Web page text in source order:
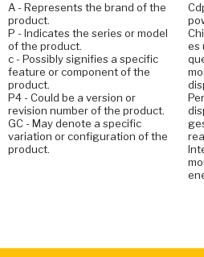
A - Represents the brand of the
product.
P - Indicates the series or model
of the product.
c - Possibly signifies a specific
feature or component of the
product.
P4 - Could be a version or
revision number of the product.
GC - May denote a specific
variation or configuration of the
product.
es